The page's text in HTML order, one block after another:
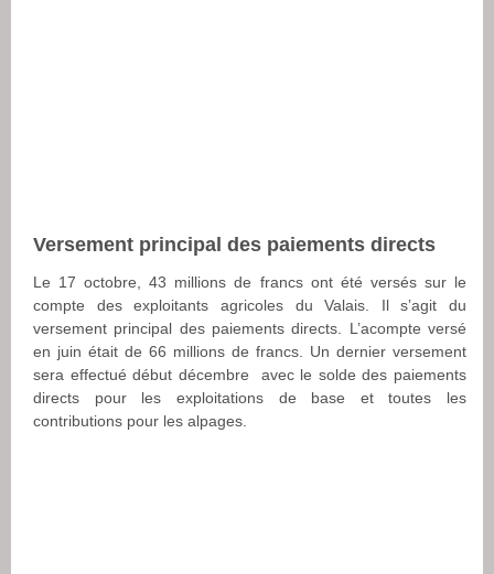
Versement principal des paiements directs
Le 17 octobre, 43 millions de francs ont été versés sur le
compte des exploitants agricoles du Valais. Il s’agit du
versement principal des paiements directs. L’acompte versé
en juin était de 66 millions de francs. Un dernier versement
sera effectué début décembre avec le solde des paiements
directs pour les exploitations de base et toutes les
contributions pour les alpages.